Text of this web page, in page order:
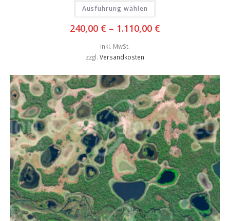
Ausführung wählen
240,00 € – 1.110,00 €
inkl. MwSt.
zzgl. Versandkosten